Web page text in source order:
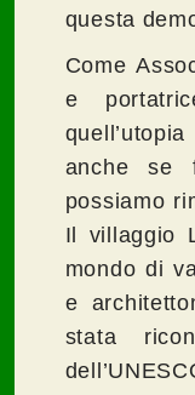
questa
Come
e
anche se
possiamo
Il villaggio
mondo di
e
stata